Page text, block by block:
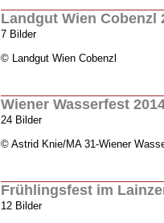
Landgut Wien Cobenzl
7 Bilder
© Landgut Wien Cobenzl
Wiener Wasserfest
24 Bilder
© Astrid Knie/MA 31-Wiener
Frühlingsfest im
12 Bilder